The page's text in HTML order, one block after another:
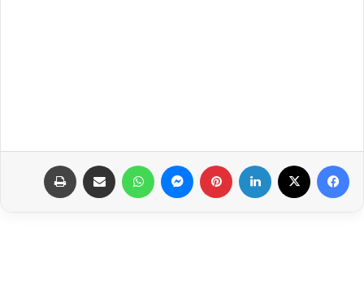
فيسبوك لينكدإن بينتيريست ماسنجر واتساب مشاركة عبر البريد